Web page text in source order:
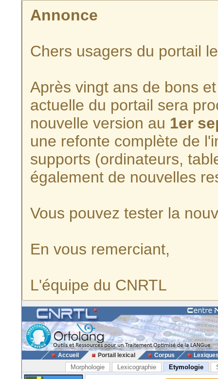
Annonce
Chers usagers du portail
Après vingt ans de bons
actuelle du portail sera
nouvelle version au 1er
une refonte complète de
supports (ordinateurs,
également de nouvelles
Vous pouvez tester la
En vous remerciant,
L'équipe du CNRTL
Accueil Portail lexical Corpus
Morphologie Lexicographie Etymologie